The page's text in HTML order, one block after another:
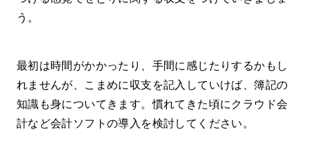
う。
最初は時間がかかったり、手間に感じたりするかもし
れませんが、こまめに収支を記入していけば、簿記の
知識も身についてきます。慣れてきた頃にクラウド会
計など会計ソフトの導入を検討してください。